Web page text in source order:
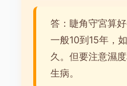
答：睫角守宮算
一般10到15年，
久。但要注意濕
生病。